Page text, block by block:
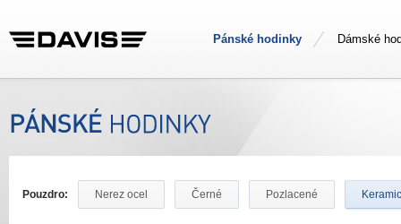
Pánské hodinky Dámské
Pouzdro: Nerez ocel Černé Pozlacené